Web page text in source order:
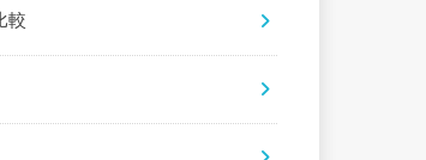
較